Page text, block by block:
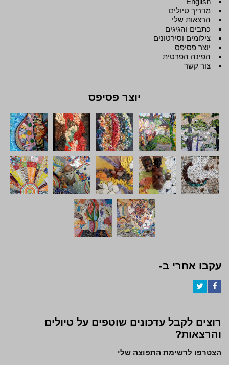
מדריך טיולים
הרצאות שלי
כתבים והגיגים
צילומים וסירטונים
יוצר פסיפס
הפינה הפרטית
צור קשר
יוצר פסיפס
עקבו אחרי ב-
רוצים לקבל עדכונים שוטפים על טיולים
והרצאות?
הצטרפו לרשימת התפוצה שלי